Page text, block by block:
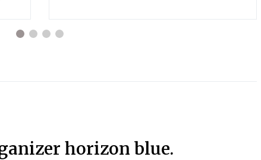
horizon blue.